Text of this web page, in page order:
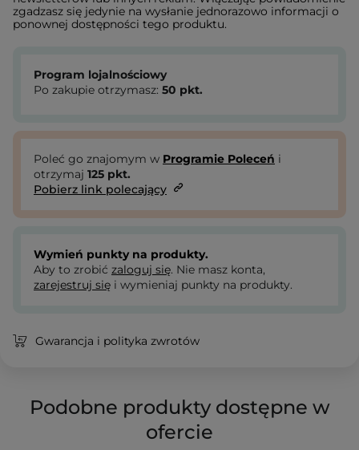
zgadzasz się jedynie na wysłanie jednorazowo informacji o
ponownej dostępności tego produktu.
Program lojalnościowy
Po zakupie otrzymasz: 50 pkt.
Poleć go znajomym w Programie Poleceń i
otrzymaj 125 pkt.
Pobierz link polecający
Wymień punkty na produkty.
Aby to zrobić zaloguj się. Nie masz konta,
zarejestruj się i wymieniaj punkty na produkty.
Gwarancja i polityka zwrotów
Podobne produkty dostępne w
ofercie